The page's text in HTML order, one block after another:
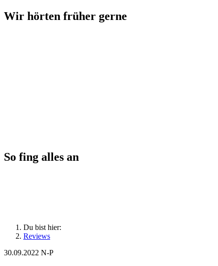
Wir hörten früher gerne
So fing alles an
Du bist hier:
Reviews
30.09.2022 N-P